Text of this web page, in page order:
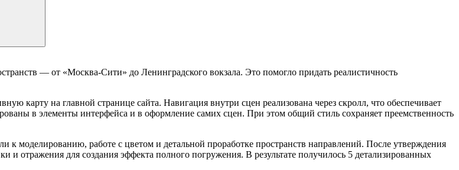
— от «Москва-Сити» до Ленинградского вокзала. Это помогло придать реалистичность
карту на главной странице сайта. Навигация внутри сцен реализована через скролл, что обеспечивает
в элементы интерфейса и в оформление самих сцен. При этом общий стиль сохраняет преемственность
к моделированию, работе с цветом и детальной проработке пространств направлений. После утверждения
отражения для создания эффекта полного погружения. В результате получилось 5 детализированных